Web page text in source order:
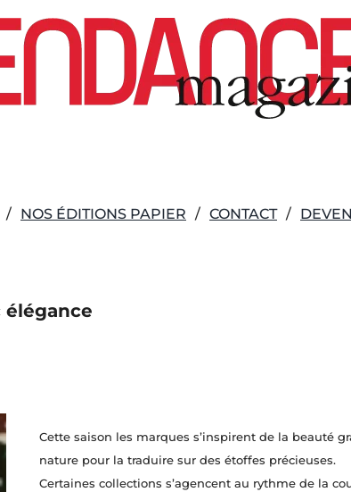
NOS ÉDITIONS PAPIER CONTACT
élégance
Cette saison les marques s’inspirent de la beauté
nature pour la traduire sur des étoffes précieuses.
Certaines collections s’agencent au rythme de la